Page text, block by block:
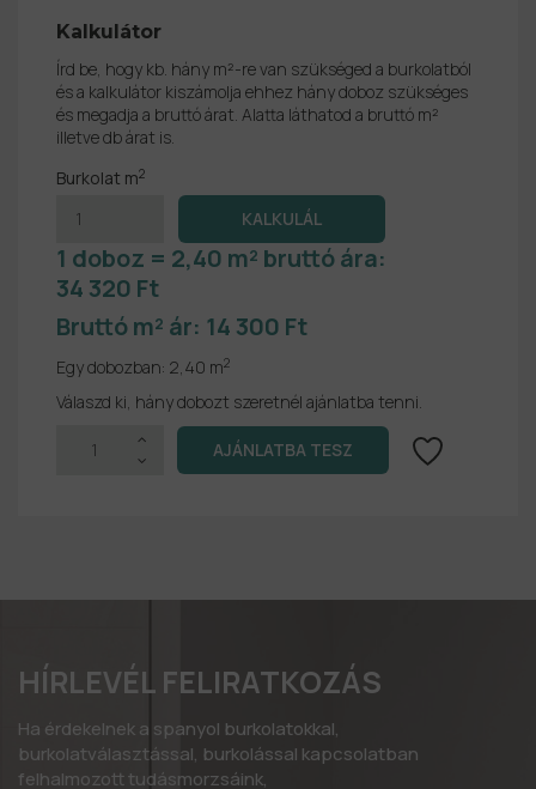
Kalkulátor
Írd be, hogy kb. hány m²-re van szükséged a burkolatból
és a kalkulátor kiszámolja ehhez hány doboz szükséges
és megadja a bruttó árat. Alatta láthatod a bruttó m²
illetve db árat is.
Burkolat m2
1 doboz = 2,40 m² bruttó ára:
34 320 Ft
Bruttó m² ár: 14 300 Ft
Egy dobozban: 2,40 m2
Válaszd ki, hány dobozt szeretnél ajánlatba tenni.
HÍRLEVÉL FELIRATKOZÁS
Ha érdekelnek a spanyol burkolatokkal,
burkolatválasztással, burkolással kapcsolatban
felhalmozott tudásmorzsáink,